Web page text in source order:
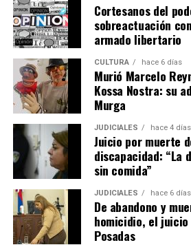
regional, entre ellos “Aquí fue”,
mencionados porHoracio Quiroga
silencio”, inspirado en la historia y
Ignacio Miní.
Cortesanos del
sobreactuación
armado libertario
CULTURA hace 6 días
Murió Marcelo
Kossa Nostra: su
Murga
JUDICIALES hace 4 días
Juicio por muerte
discapacidad: “La
sin comida”
JUDICIALES hace 6 días
De abandono y
homicidio, el juicio
Posadas